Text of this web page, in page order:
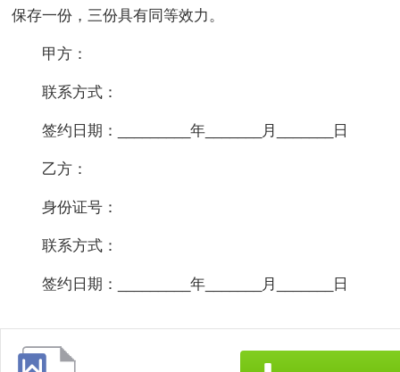
保存一份，三份具有同等效力。
甲方：
联系方式：
签约日期：_________年_______月_______日
乙方：
身份证号：
联系方式：
签约日期：_________年_______月_______日